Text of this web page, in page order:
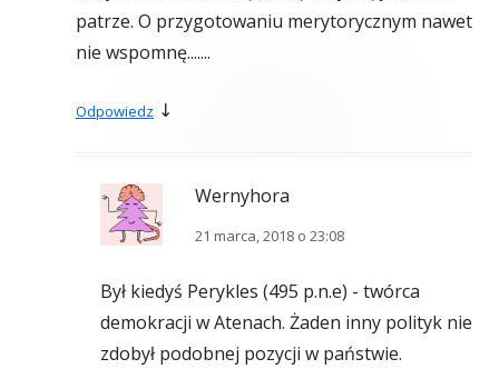
patrze. O przygotowaniu merytorycznym nawet
nie wspomnę.......
Odpowiedz ↓
Wernyhora
21 marca, 2018 o 23:08
Był kiedyś Perykles (495 p.n.e) - twórca
demokracji w Atenach. Żaden inny polityk nie
zdobył podobnej pozycji w państwie.